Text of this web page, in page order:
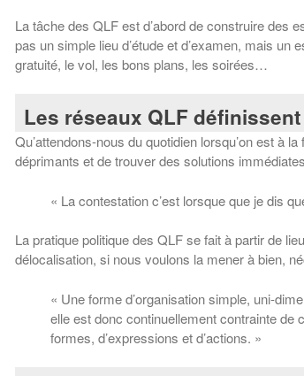
La tâche des QLF est d’abord de construire des
pas un simple lieu d’étude et d’examen, mais
gratuité, le vol, les bons plans, les soirées…
Les réseaux QLF
Qu’attendons-nous du quotidien lorsqu’on est à
déprimants et de trouver des solutions
« La contestation c’est lorsque que je dis
La pratique politique des QLF se fait à partir de
délocalisation, si nous voulons la mener à bien,
« Une forme d’organisation simple, uni-
elle est donc continuellement contrainte de
formes, d’expressions et d’actions. »